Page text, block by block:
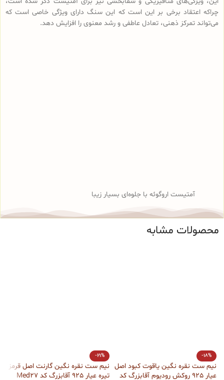
چراکه اعتقاد برخی بر این است که این سنگ دارای ویژگی خاصی است که
می‌تواند تمرکز ذهنی، تعادل عاطفی و رشد معنوی را افزایش دهد.
آمتیست اروگوئه با جلوه‌ای بسیار زیبا
محصولات مشابه
-18%
نیم ست نقره نگین یاقوت کبود اصل
عیار 925 روکش رودیوم آقابزرگ کد
-21%
نیم ست نقره نگین گارنت اصل قرمز
تیره عیار 925 آقابزرگ کد Med27